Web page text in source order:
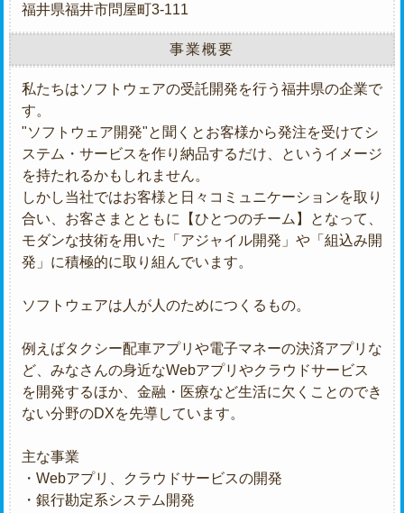
福井県福井市問屋町3-111
事業概要
私たちはソフトウェアの受託開発を行う福井県の企業で
す。
"ソフトウェア開発"と聞くとお客様から発注を受けてシ
ステム・サービスを作り納品するだけ、というイメージ
を持たれるかもしれません。
しかし当社ではお客様と日々コミュニケーションを取り
合い、お客さまとともに【ひとつのチーム】となって、
モダンな技術を用いた「アジャイル開発」や「組込み開
発」に積極的に取り組んでいます。
ソフトウェアは人が人のためにつくるもの。
例えばタクシー配車アプリや電子マネーの決済アプリな
ど、みなさんの身近なWebアプリやクラウドサービス
を開発するほか、金融・医療など生活に欠くことのでき
ない分野のDXを先導しています。
主な事業
・Webアプリ、クラウドサービスの開発
・銀行勘定系システム開発